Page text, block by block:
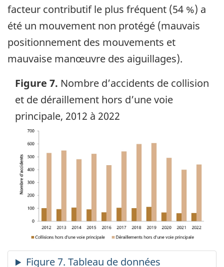
facteur contributif le plus fréquent (54 %) a
été un mouvement non protégé (mauvais
positionnement des mouvements et
mauvaise manœuvre des aiguillages).
Figure 7. Nombre d’accidents de collision
et de déraillement hors d’une voie
principale, 2012 à 2022
Image